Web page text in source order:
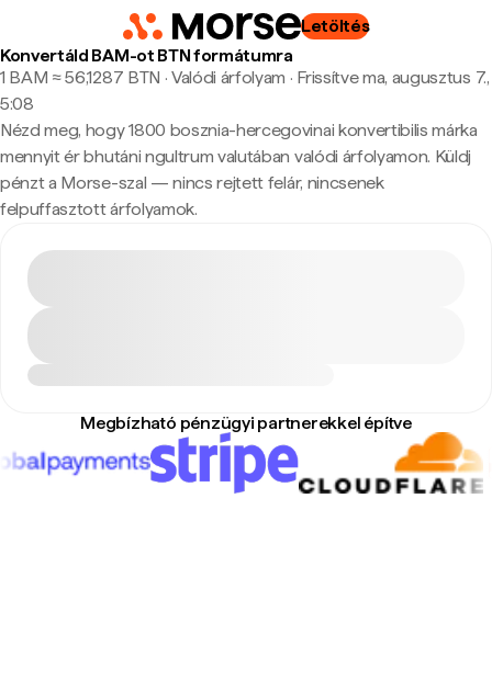
Letöltés
Konvertáld BAM-ot BTN formátumra
1 BAM ≈ 56,1287 BTN · Valódi árfolyam · Frissítve ma, augusztus 7.,
5:08
Nézd meg, hogy 1800 bosznia-hercegovinai konvertibilis márka
mennyit ér bhutáni ngultrum valutában valódi árfolyamon. Küldj
pénzt a Morse-szal — nincs rejtett felár, nincsenek
felpuffasztott árfolyamok.
Megbízható pénzügyi partnerekkel építve